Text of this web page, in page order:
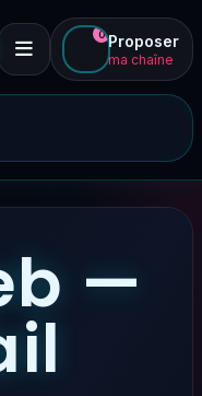
0 Proposer
ma chaîne
—